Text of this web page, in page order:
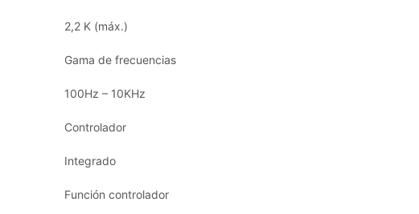
2,2 K (máx.)
Gama de frecuencias
100Hz – 10KHz
Controlador
Integrado
Función controlador